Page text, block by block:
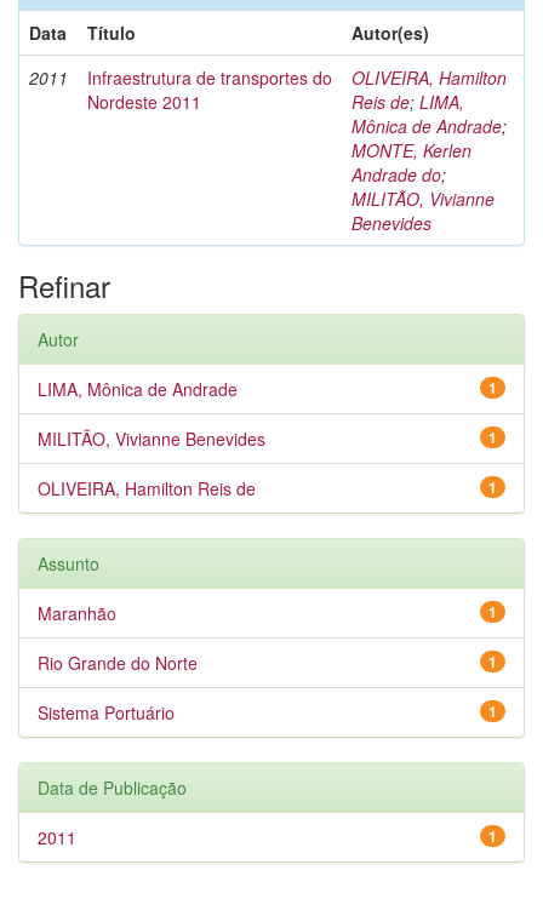
Data
Título
Autor(es)
2011
Infraestrutura de transportes do
Nordeste 2011
OLIVEIRA, Hamilton
Reis de; LIMA,
Mônica de Andrade;
MONTE, Kerlen
Andrade do;
MILITÃO, Vivianne
Benevides
Refinar
Autor
1
LIMA, Mônica de Andrade
1
MILITÃO, Vivianne Benevides
1
OLIVEIRA, Hamilton Reis de
Assunto
1
Maranhão
1
Rio Grande do Norte
1
Sistema Portuário
Data de Publicação
1
2011